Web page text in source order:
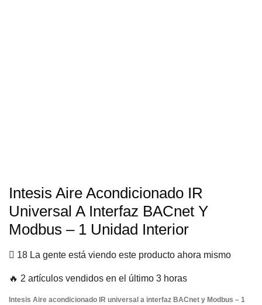
Intesis Aire Acondicionado IR
Universal A Interfaz BACnet Y
Modbus – 1 Unidad Interior
18 La gente está viendo este producto ahora mismo
🔥 2 artículos vendidos en el último 3 horas
Intesis Aire acondicionado IR universal a interfaz BACnet y Modbus – 1